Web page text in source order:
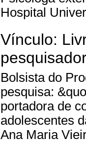
Hospital
Vínculo:
Bolsista do
pesquisa:
portadora de
adolescentes
Ana Maria